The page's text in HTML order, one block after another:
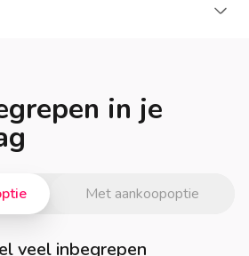
in je
Met aankoopoptie
veel inbegrepen